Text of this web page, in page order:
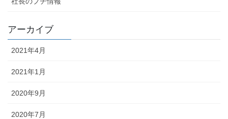
アーカイブ
2021年4月
2021年1月
2020年9月
2020年7月